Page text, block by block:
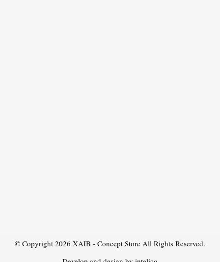
© Copyright 2026 XAIB - Concept Store All Rights Reserved.